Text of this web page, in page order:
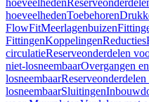
hoeveelheden
hoeveelhedenToebehoren
FlowFitMeerlagenbuizen
FittingenKoppelingenReducties
circulatieReserveonderdelen
niet-losneembaarOvergangen
losneembaar
losneembaarSluitingen